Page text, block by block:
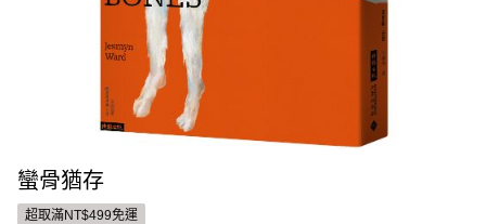
蠻骨猶存
超取滿NT$499免運